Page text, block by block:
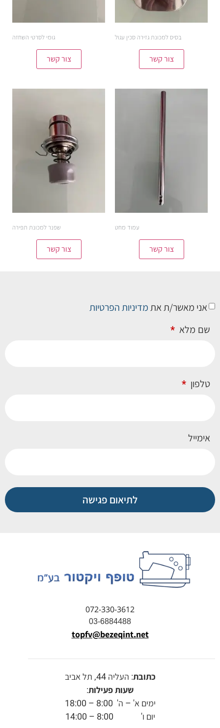
בסיס למכונת גזירה סכין עגול
צור קשר
גומי לסרטי השחזה
צור קשר
עמוד מחט
צור קשר
שפנר למכונת תפירה
צור קשר
אני מאשר/ת אתמדיניות הפרטיות
שם מלא
טלפון
אימייל
לתיאום פגישה
072-330-3612
03-6884488
topfv@bezeqint.net
כתובת: העליה 44, תל אביב
שעות פעילות:
ימים א' – ה' 8:00 – 18:00
יום ו' 8:00 – 14:00